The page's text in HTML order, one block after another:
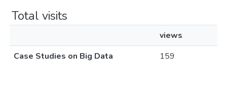
Total visits
views
Case Studies on Big Data
159